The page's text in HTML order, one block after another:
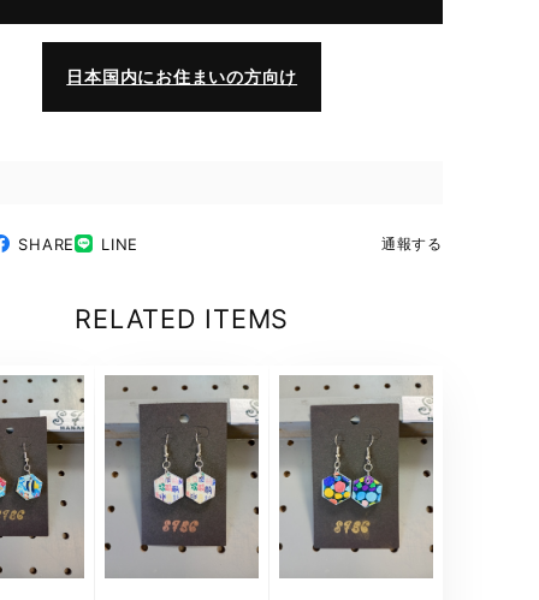
日本国内にお住まいの方向け
SHARE LINE 通報する
RELATED ITEMS